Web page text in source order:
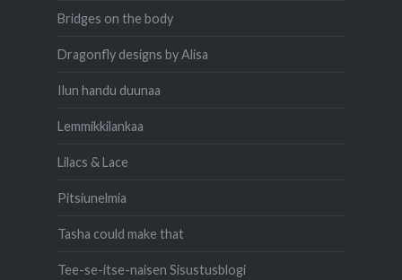
Bridges on the body
Dragonfly designs by Alisa
Ilun handu duunaa
Lemmikkilankaa
Lilacs & Lace
Pitsiunelmia
Tasha could make that
Tee-se-itse-naisen Sisustusblogi